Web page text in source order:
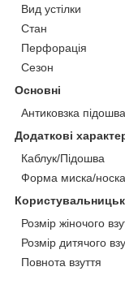
Вид устілки
Стан
Перфорація
Сезон
Основні
Антиковзка підошва
Додаткові
Каблук/Підошва
Форма миска/носка
Розмір жіночого
Розмір дитячого
Повнота взуття